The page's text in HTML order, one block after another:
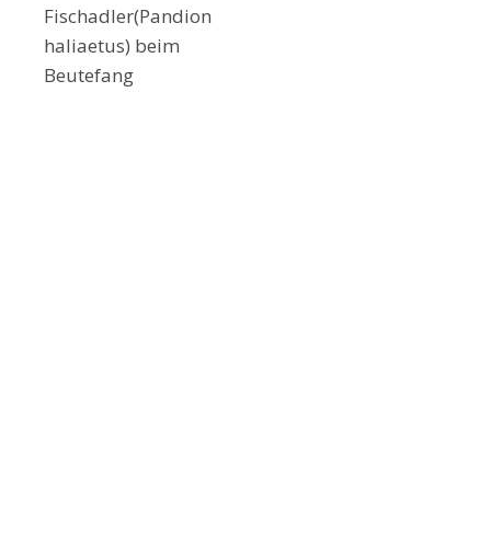
Fischadler(Pandion
haliaetus) beim
Beutefang